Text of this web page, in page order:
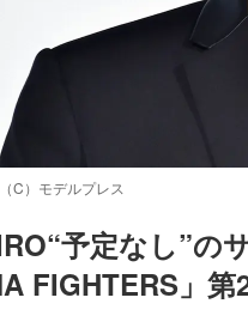
C）モデルプレス
Unmute
予定なし”の
FIGHTERS」